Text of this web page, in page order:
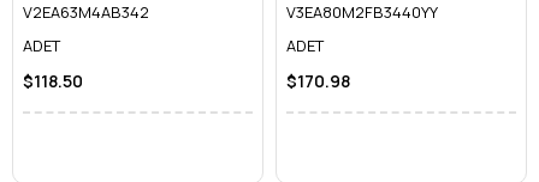
V2EA63M4AB342
ADET
$118.50
V3EA80M2FB3440YY
ADET
$170.98